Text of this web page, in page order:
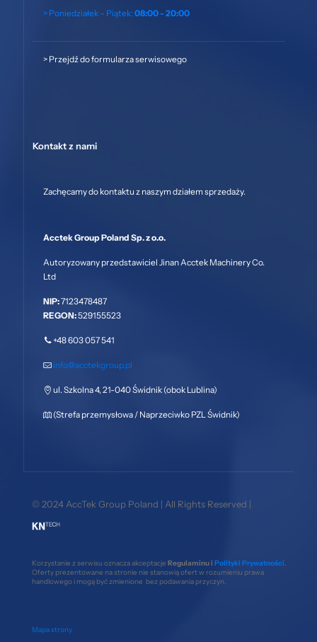
> Poniedziałek – Piątek: 08:00 - 20:00
> Przejdź do formularza serwisowego
Kontakt z nami
Zachęcamy do kontaktu z naszym działem sprzedaży.
Acctek Group Poland Sp. z o.o.
Autoryzowany przedstawiciel Jinan Acctek Machinery Co.
Ltd
NIP:7123478487
REGON:529155523
+48 603 057 541
info@acctekgroup.pl
ul. Szkolna 4, 21-040 Świdnik (obok Lublina)
(Strefa przemysłowa / Naprzeciwko PZL Świdnik)
© 2024 AccTek Group Poland | All Rights Reserved |
Korzystanie z serwisu oznacza akceptacje Regulaminu i Polityki Prywatności
Oferty prezentowane na stronie nie stanowią ofert w rozumieniu prawa
handlowego i mogą być zmienione bez podawania przyczyn.
Mapa strony